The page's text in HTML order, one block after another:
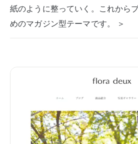
紙のように整っていく。これから
めのマガジン型テーマです。 ＞